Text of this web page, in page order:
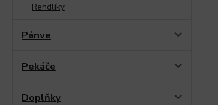
Rendlíky
Pánve
Pekáče
Doplňky